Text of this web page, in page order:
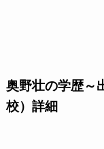
奥野壮の学歴～
校）詳細